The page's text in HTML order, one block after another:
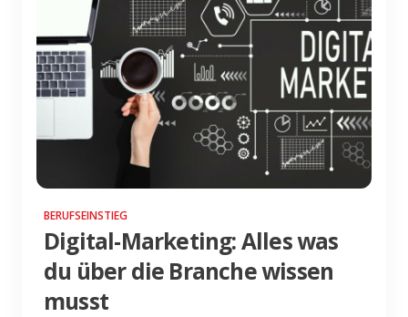
BERUFSEINSTIEG
Digital-Marketing: Alles was
du über die Branche wissen
musst